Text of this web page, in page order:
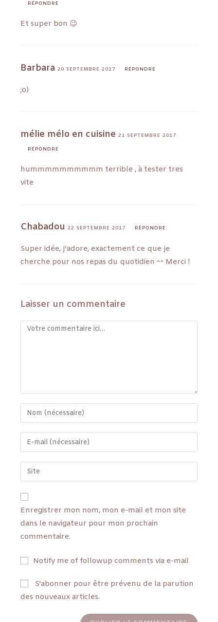
RÉPONDRE
Et super bon 😉
Barbara 20 SEPTEMBRE 2017 RÉPONDRE
;o)
mélie mélo en cuisine 21 SEPTEMBRE 2017
RÉPONDRE
hummmmmmmmmm terrible , à tester tres
vite
Chabadou 22 SEPTEMBRE 2017 RÉPONDRE
Super idée, j’adore, exactement ce que je
cherche pour nos repas du quotidien ^^ Merci !
Laisser un commentaire
Enregistrer mon nom, mon e-mail et mon site
dans le navigateur pour mon prochain
commentaire.
Notify me of followup comments via e-mail
S'abonner pour être prévenu de la parution
des nouveaux articles.